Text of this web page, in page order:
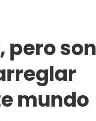
pero son
mundo